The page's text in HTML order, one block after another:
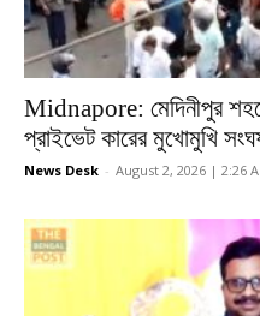
Midnapore: মেদিনীপুর
প্রাইভেট কারের মুখোমুখি
News Desk - August 2, 2026 | 2:26